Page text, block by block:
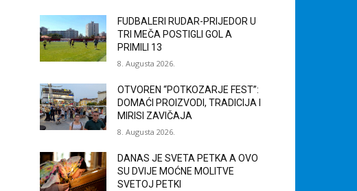
FUDBALERI RUDAR-PRIJEDOR U
TRI MEČA POSTIGLI GOL A
PRIMILI 13
8. Augusta 2026.
OTVOREN “POTKOZARJE FEST”:
DOMAĆI PROIZVODI, TRADICIJA I
MIRISI ZAVIČAJA
8. Augusta 2026.
DANAS JE SVETA PETKA A OVO
SU DVIJE MOĆNE MOLITVE
SVETOJ PETKI